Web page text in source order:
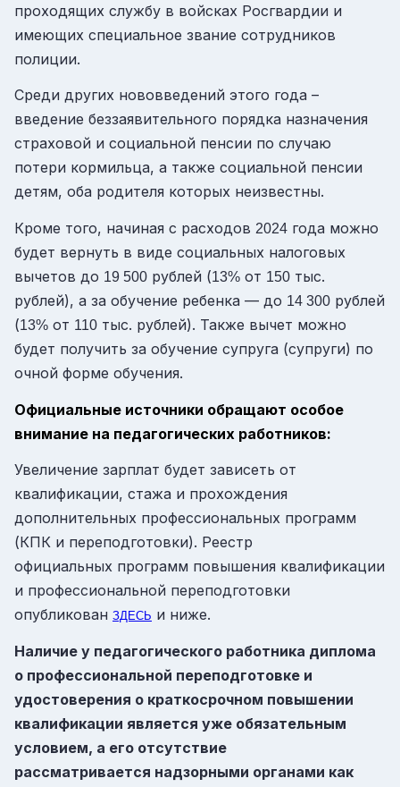
проходящих службу в войсках Росгвардии и
имеющих специальное звание сотрудников
полиции.
Среди других нововведений этого года –
введение беззаявительного порядка назначения
страховой и социальной пенсии по случаю
потери кормильца, а также социальной пенсии
детям, оба родителя которых неизвестны.
Кроме того, начиная с расходов 2024 года можно
будет вернуть в виде социальных налоговых
вычетов до 19 500 рублей (13% от 150 тыс.
рублей), а за обучение ребенка — до 14 300 рублей
(13% от 110 тыс. рублей). Также вычет можно
будет получить за обучение супруга (супруги) по
очной форме обучения.
Официальные источники обращают особое
внимание на педагогических работников:
Увеличение зарплат будет зависеть от
квалификации, стажа и прохождения
дополнительных профессиональных программ
(КПК и переподготовки). Реестр
официальных программ повышения квалификации
и профессиональной переподготовки
опубликован ЗДЕСЬ и ниже.
Наличие у педагогического работника диплома
о профессиональной переподготовке и
удостоверения о краткосрочном повышении
квалификации является уже обязательным
условием, а его отсутствие
рассматривается надзорными органами как